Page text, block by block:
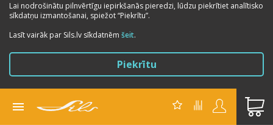
Lai nodrošinātu pilnvērtīgu iepirkšanās pieredzi, lūdzu piekrītiet analītisko
sīkdatņu izmantošanai, spiežot “Piekrītu”.
Lasīt vairāk par Sils.lv sīkdatnēm šeit.
Piekrītu
Previous